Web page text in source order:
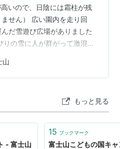
いので、日陰には霜柱が残
せん） 広い園内を走り回
だ雪遊び広場がありました
の雪に人が群がって激混み
楽しければ良いんです。 1月
ログ村 にほんブログ村 フレ
山
もっと見る
- 富士山
15 ブックマーク
富士山こどもの国キ